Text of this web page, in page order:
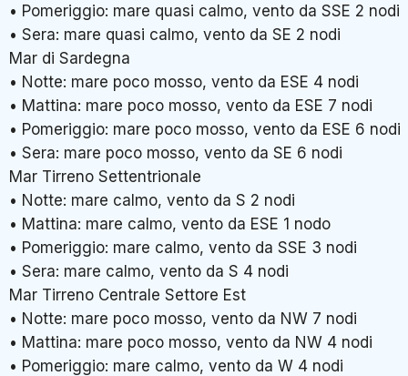
• Pomeriggio: mare quasi calmo, vento da SSE 2 nodi
• Sera: mare quasi calmo, vento da SE 2 nodi
Mar di Sardegna
• Notte: mare poco mosso, vento da ESE 4 nodi
• Mattina: mare poco mosso, vento da ESE 7 nodi
• Pomeriggio: mare poco mosso, vento da ESE 6 nodi
• Sera: mare poco mosso, vento da SE 6 nodi
Mar Tirreno Settentrionale
• Notte: mare calmo, vento da S 2 nodi
• Mattina: mare calmo, vento da ESE 1 nodo
• Pomeriggio: mare calmo, vento da SSE 3 nodi
• Sera: mare calmo, vento da S 4 nodi
Mar Tirreno Centrale Settore Est
• Notte: mare poco mosso, vento da NW 7 nodi
• Mattina: mare poco mosso, vento da NW 4 nodi
• Pomeriggio: mare calmo, vento da W 4 nodi